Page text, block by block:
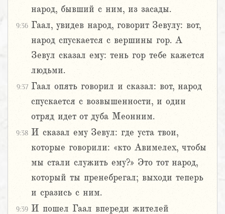
народ, бывший с ним, из засады.
9:36 Гаал, увидев народ, говорит Зевулу: вот,
народ спускается с вершины гор. А
Зевул сказал ему: тень гор тебе кажется
людьми.
9:37 Гаал опять говорил и сказал: вот, народ
спускается с возвышенности, и один
отряд идет от дуба Меонним.
9:38 И сказал ему Зевул: где уста твои,
которые говорили: «кто Авимелех, чтобы
мы стали служить ему?» Это тот народ,
который ты пренебрегал; выходи теперь
и сразись с ним.
9:39 И пошел Гаал впереди жителей